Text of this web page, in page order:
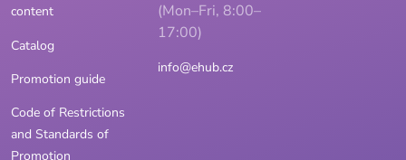
content
Catalog
Promotion guide
Code of Restrictions
and Standards of
Promotion
(Mon–Fri, 8:00–
17:00)
info@ehub.cz